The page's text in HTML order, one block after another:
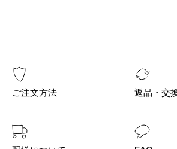
ご注文方法 返品・交